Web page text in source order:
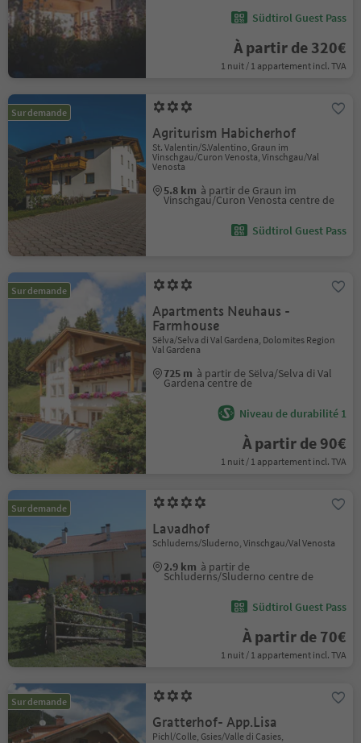
Südtirol Guest Pass
À partir de 320€
1 nuit / 1 appartement incl. TVA
Sur demande
Agriturism Habicherhof
St. Valentin/S.Valentino, Graun im
Vinschgau/Curon Venosta, Vinschgau/Val
Venosta
5.8 km à partir de Graun im
Vinschgau/Curon Venosta centre de
Südtirol Guest Pass
Sur demande
Apartments Neuhaus -
Farmhouse
Sëlva/Selva di Val Gardena, Dolomites Region
Val Gardena
725 m à partir de Sëlva/Selva di Val
Gardena centre de
Niveau de durabilité 1
À partir de 90€
1 nuit / 1 appartement incl. TVA
Sur demande
Lavadhof
Schluderns/Sluderno, Vinschgau/Val Venosta
2.9 km à partir de
Schluderns/Sluderno centre de
Südtirol Guest Pass
À partir de 70€
1 nuit / 1 appartement incl. TVA
Sur demande
Gratterhof- App.Lisa
Pichl/Colle, Gsies/Valle di Casies,